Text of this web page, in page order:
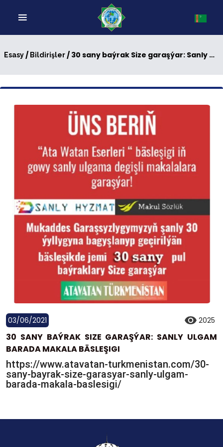
Esasy/ Bildirişler/ 30 sany baýrak Size garaşýar: Sanly ulgam barada Makala bäsleşigi
03/06/2021 2025
30 SANY BAÝRAK SIZE GARAŞÝAR: SANLY ULGAM
BARADA MAKALA BÄSLEŞIGI
https://www.atavatan-turkmenistan.com/30-
sany-bayrak-size-garasyar-sanly-ulgam-
barada-makala-baslesigi/